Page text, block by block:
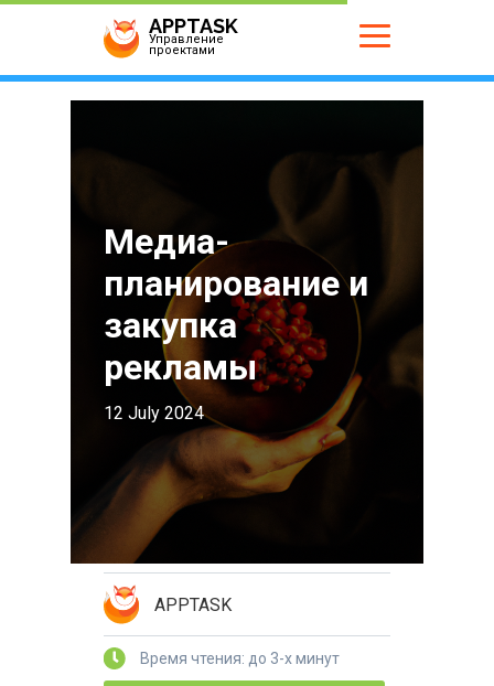
APPTASK
Управление
проектами
Медиа-
планирование и
закупка
рекламы
12 July 2024
APPTASK
Время чтения: до 3-х минут